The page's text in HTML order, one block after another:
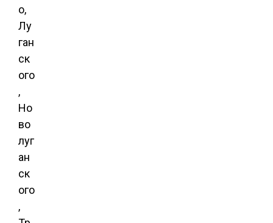
о,
Лу
ган
ск
ого
,
Но
во
луг
ан
ск
ого
,